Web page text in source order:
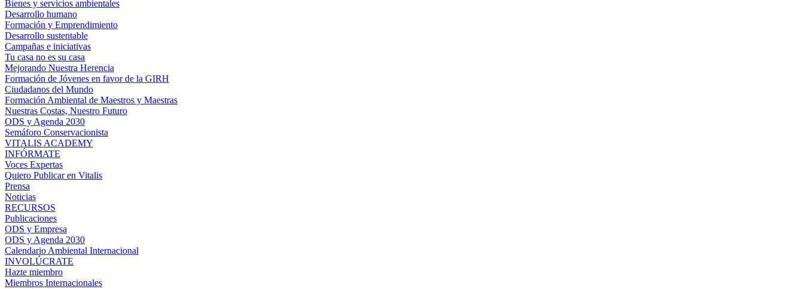
Bienes y servicios ambientales
Desarrollo humano
Formación y Emprendimiento
Desarrollo sustentable
Campañas e iniciativas
Tu casa no es su casa
Mejorando Nuestra Herencia
Formación de Jóvenes en favor de la GIRH
Ciudadanos del Mundo
Formación Ambiental de Maestros y Maestras
Nuestras Costas, Nuestro Futuro
ODS y Agenda 2030
Semáforo Conservacionista
VITALIS ACADEMY
INFÓRMATE
Voces Expertas
Quiero Publicar en Vitalis
Prensa
Noticias
RECURSOS
Publicaciones
ODS y Empresa
ODS y Agenda 2030
Calendario Ambiental Internacional
INVOLÚCRATE
Hazte miembro
Miembros Internacionales